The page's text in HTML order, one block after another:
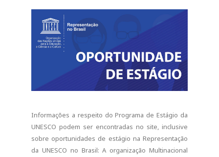
Informações a respeito do Programa de Estágio da
UNESCO podem ser encontradas no site, inclusive
sobre oportunidades de estágio na Representação
da UNESCO no Brasil: A organização Multinacional